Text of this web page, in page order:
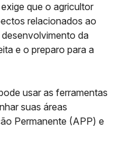
que o agricultor
relacionados ao
da
e o preparo para a
usar as ferramentas
suas áreas
Permanente (APP) e